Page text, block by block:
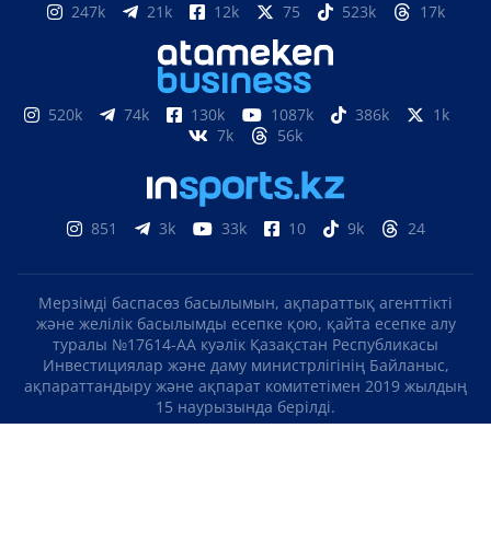
247k 21k 12k 75 523k 17k
520k 74k 130k 1087k 386k
1k
7k
56k
851 3k 33k 10 9k 24
Мерзімді баспасөз басылымын, ақпараттық агенттікті
және желілік басылымды есепке қою, қайта есепке алу
туралы №17614-АА куәлік Қазақстан Республикасы
Инвестициялар және даму министрлігінің Байланыс,
ақпараттандыру және ақпарат комитетімен 2019 жылдың
15 наурызында берілді.